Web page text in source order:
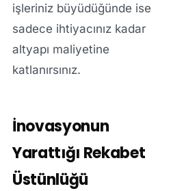
işleriniz büyüdüğünde ise
sadece ihtiyacınız kadar
altyapı maliyetine
katlanırsınız.
İnovasyonun
Yarattığı Rekabet
Üstünlüğü